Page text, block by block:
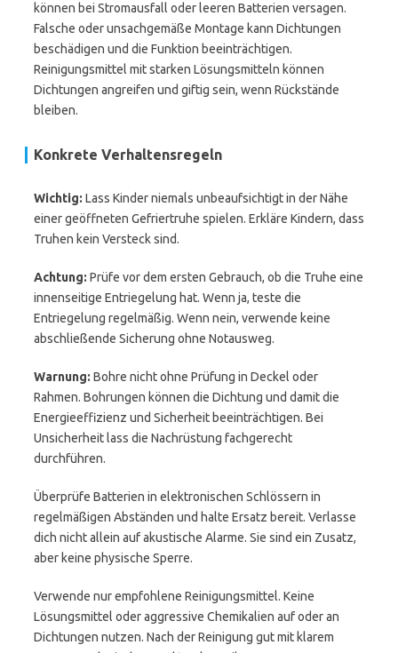
können bei Stromausfall oder leeren Batterien versagen.
Falsche oder unsachgemäße Montage kann Dichtungen
beschädigen und die Funktion beeinträchtigen.
Reinigungsmittel mit starken Lösungsmitteln können
Dichtungen angreifen und giftig sein, wenn Rückstände
bleiben.
Konkrete Verhaltensregeln
Wichtig: Lass Kinder niemals unbeaufsichtigt in der Nähe
einer geöffneten Gefriertruhe spielen. Erkläre Kindern, dass
Truhen kein Versteck sind.
Achtung: Prüfe vor dem ersten Gebrauch, ob die Truhe eine
innenseitige Entriegelung hat. Wenn ja, teste die
Entriegelung regelmäßig. Wenn nein, verwende keine
abschließende Sicherung ohne Notausweg.
Warnung: Bohre nicht ohne Prüfung in Deckel oder
Rahmen. Bohrungen können die Dichtung und damit die
Energieeffizienz und Sicherheit beeinträchtigen. Bei
Unsicherheit lass die Nachrüstung fachgerecht
durchführen.
Überprüfe Batterien in elektronischen Schlössern in
regelmäßigen Abständen und halte Ersatz bereit. Verlasse
dich nicht allein auf akustische Alarme. Sie sind ein Zusatz,
aber keine physische Sperre.
Verwende nur empfohlene Reinigungsmittel. Keine
Lösungsmittel oder aggressive Chemikalien auf oder an
Dichtungen nutzen. Nach der Reinigung gut mit klarem